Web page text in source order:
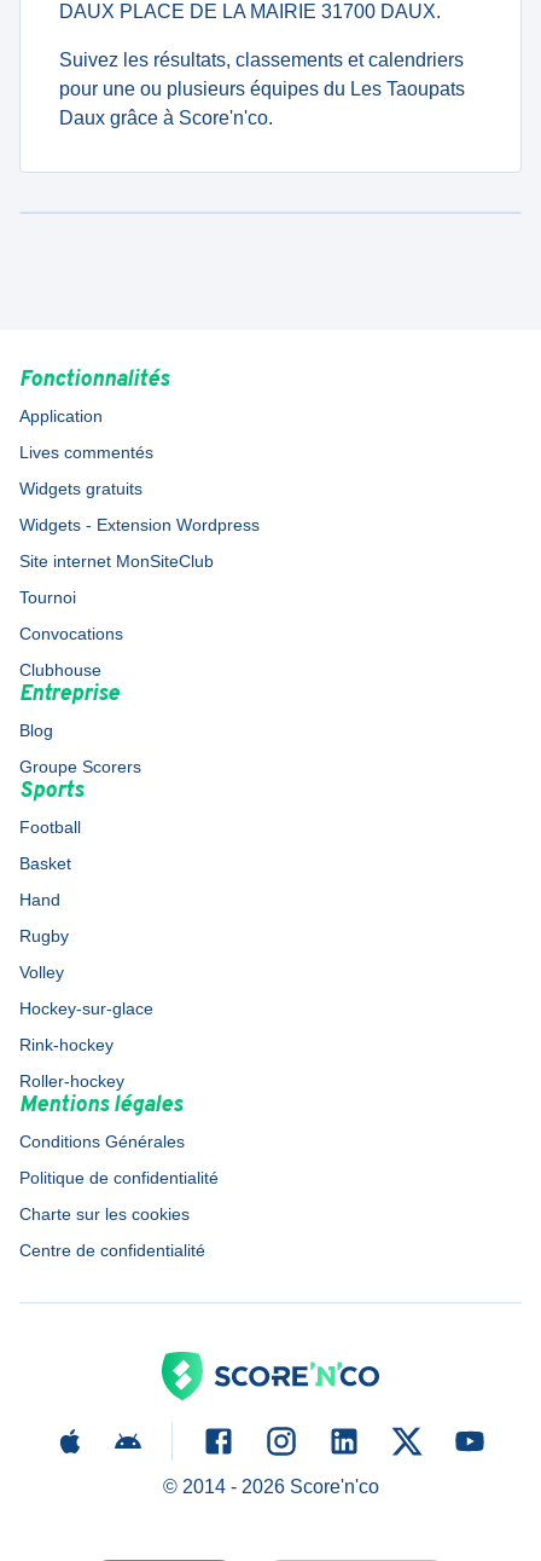
DAUX PLACE DE LA MAIRIE 31700 DAUX.
Suivez les résultats, classements et calendriers
pour une ou plusieurs équipes du Les Taoupats
Daux grâce à Score'n'co.
Fonctionnalités
Application
Lives commentés
Widgets gratuits
Widgets - Extension Wordpress
Site internet MonSiteClub
Tournoi
Convocations
Clubhouse
Entreprise
Blog
Groupe Scorers
Sports
Football
Basket
Hand
Rugby
Volley
Hockey-sur-glace
Rink-hockey
Roller-hockey
Mentions légales
Conditions Générales
Politique de confidentialité
Charte sur les cookies
Centre de confidentialité
© 2014 - 2026Score'n'co